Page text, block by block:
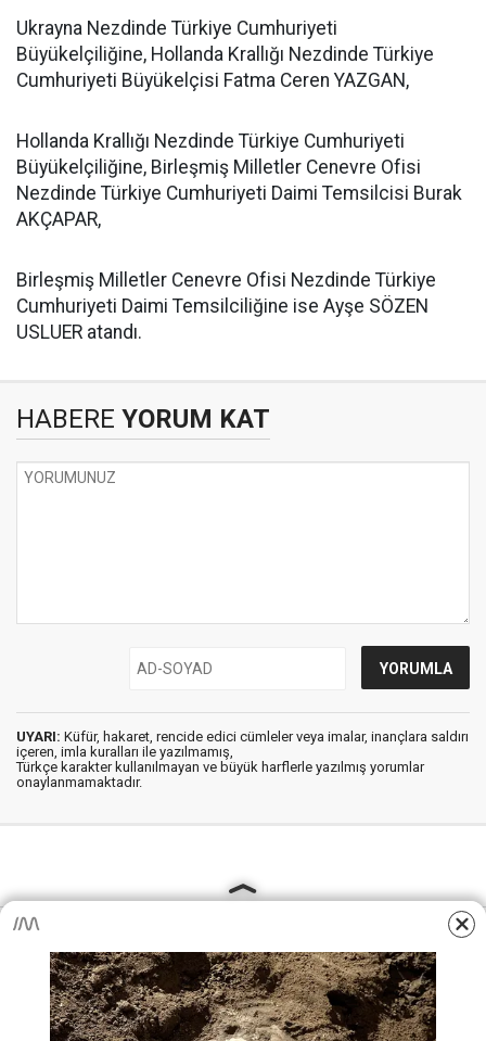
​Ukrayna Nezdinde Türkiye Cumhuriyeti
Büyükelçiliğine, Hollanda Krallığı Nezdinde Türkiye
Cumhuriyeti Büyükelçisi Fatma Ceren YAZGAN,
​Hollanda Krallığı Nezdinde Türkiye Cumhuriyeti
Büyükelçiliğine, Birleşmiş Milletler Cenevre Ofisi
Nezdinde Türkiye Cumhuriyeti Daimi Temsilcisi Burak
AKÇAPAR,
​Birleşmiş Milletler Cenevre Ofisi Nezdinde Türkiye
Cumhuriyeti Daimi Temsilciliğine ise Ayşe SÖZEN
USLUER atandı.
HABERE YORUM KAT
UYARI: Küfür, hakaret, rencide edici cümleler veya imalar, inançlara saldırı
içeren, imla kuralları ile yazılmamış,
Türkçe karakter kullanılmayan ve büyük harflerle yazılmış yorumlar
onaylanmamaktadır.
AjansKamu.Net - Memur, Meb Personel ve Kamudan Haber
Sitesi © 2025
Anasayfa Künye İletişim Gizlilik İlkeleri